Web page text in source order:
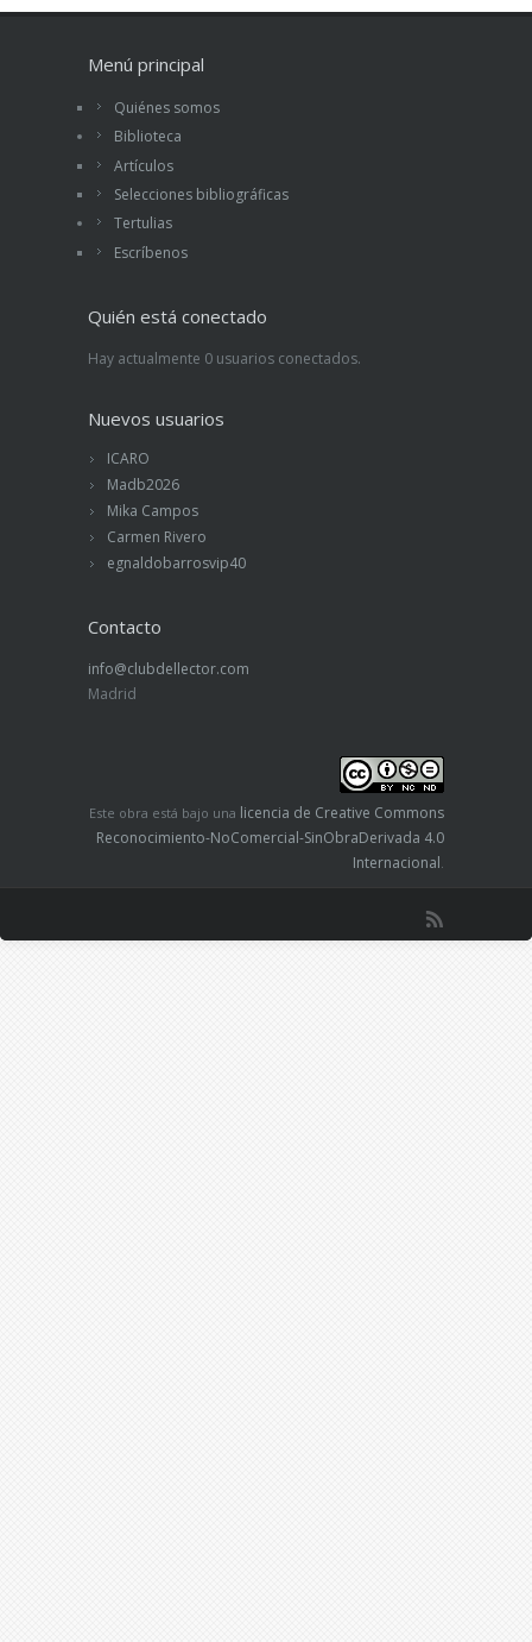
Menú principal
Quiénes somos
Biblioteca
Artículos
Selecciones bibliográficas
Tertulias
Escríbenos
Quién está conectado
Hay actualmente 0 usuarios conectados.
Nuevos usuarios
ICARO
Madb2026
Mika Campos
Carmen Rivero
egnaldobarrosvip40
Contacto
info@clubdellector.com
Madrid
Este obra está bajo una licencia de Creative Commons
Reconocimiento-NoComercial-SinObraDerivada 4.0
Internacional